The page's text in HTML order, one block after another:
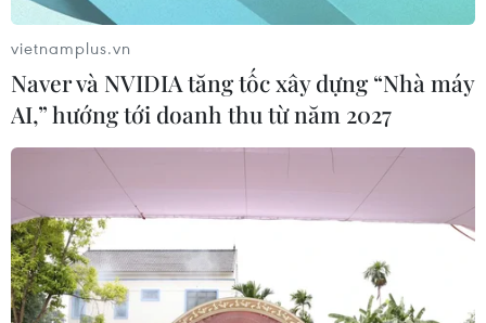
vietnamplus.vn
Naver và NVIDIA tăng tốc xây dựng “Nhà máy
AI,” hướng tới doanh thu từ năm 2027